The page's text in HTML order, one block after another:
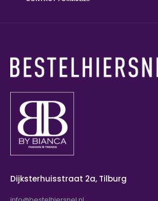
Dijksterhuisstraat 2a, Tilburg